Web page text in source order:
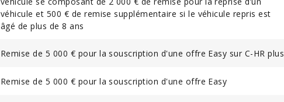
véhicule et 500 € de remise supplémentaire si le véhicule repris est
âgé de plus de 8 ans
Remise de 5 000 € pour la souscription d'une offre Easy sur C-HR plus
Remise de 5 000 € pour la souscription d'une offre Easy